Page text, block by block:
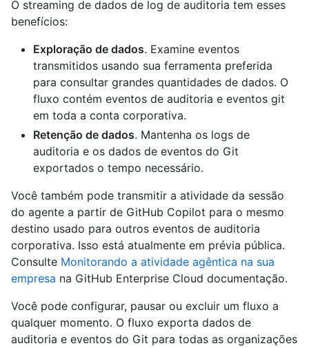
O streaming de dados de log de auditoria tem esses
benefícios:
Exploração de dados. Examine eventos
transmitidos usando sua ferramenta preferida
para consultar grandes quantidades de dados. O
fluxo contém eventos de auditoria e eventos git
em toda a conta corporativa.
Retenção de dados. Mantenha os logs de
auditoria e os dados de eventos do Git
exportados o tempo necessário.
Você também pode transmitir a atividade da sessão
do agente a partir de GitHub Copilot para o mesmo
destino usado para outros eventos de auditoria
corporativa. Isso está atualmente em prévia pública.
Consulte Monitorando a atividade agêntica na sua
empresa na GitHub Enterprise Cloud documentação.
Você pode configurar, pausar ou excluir um fluxo a
qualquer momento. O fluxo exporta dados de
auditoria e eventos do Git para todas as organizações